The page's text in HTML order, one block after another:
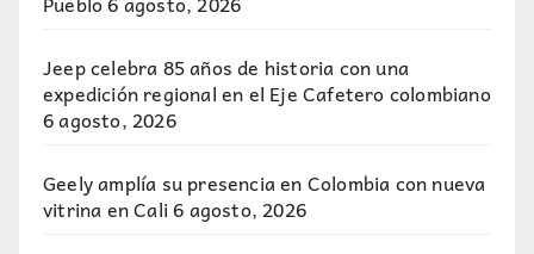
Jeep celebra 85 años de historia con una
expedición regional en el Eje Cafetero colombiano
6 agosto, 2026
Geely amplía su presencia en Colombia con nueva
vitrina en Cali 6 agosto, 2026